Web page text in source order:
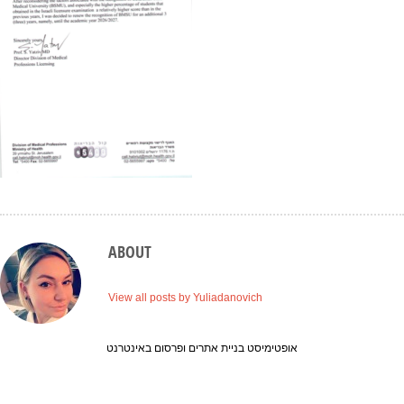
ABOUT
View all posts by Yuliadanovich
אופטימיסט בניית אתרים ופרסום באינטרנט